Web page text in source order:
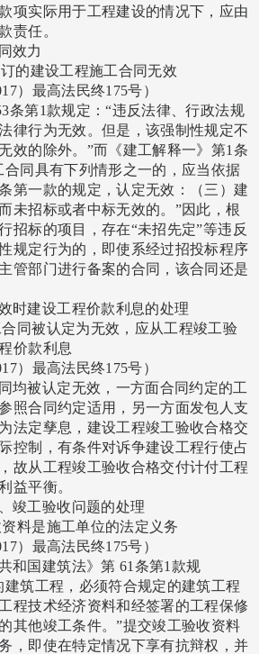
项实际用于工程建设的情况下，应由
责任。
效力
的建设工程施工合同无效
）最高法民终175号）
条第1款规定：“违反法律、行政法规
律行为无效。但是，该强制性规定不
效的除外。”而《建工解释一》第1条
合同具有下列情形之一的，应当依据
第一款的规定，认定无效：（三）建
未招标或者中标无效的。”因此，根
招标的项目，存在“未招先定”等违反
规定行为的，即使系经过招投标程序
管部门进行备案的合同，该合同还是
时建设工程价款利息的处理
同被认定为无效，应从工程竣工验
价款利息
）最高法民终175号）
均被认定无效，一方面合同约定的工
照合同约定适用，另一方面发包人支
法定孳息，建设工程竣工验收合格交
控制，有条件对诉争建设工程行使占
故从工程竣工验收合格交付计付工程
益平衡。
竣工验收问题的处理
料是施工单位的法定义务
）最高法民终175号）
和国建筑法》第 61条第1款规
建筑工程，必须符合规定的建筑工程
程技术经济资料和经签署的工程保修
其他竣工条件。”提交竣工验收资料
，即使在特定情况下享有抗辩权，并